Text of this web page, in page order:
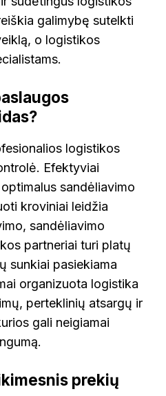
galimybę sutelkti
o logistikos
logistikos
Efektyviai
sandėliavimo
kroviniai leidžia
sandėliavimo
partneriai turi platų
sunkiai pasiekiama
organizuota logistika
perteklinių atsargų ir
gali neigiamai
prekių